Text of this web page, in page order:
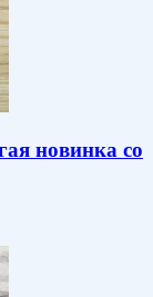
новинка со